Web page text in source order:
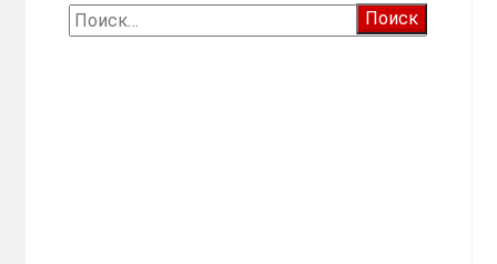
Найти: